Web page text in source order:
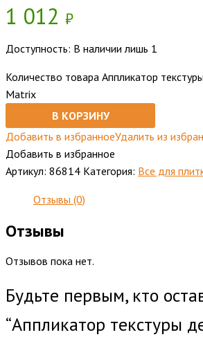
1 012 ₽
Доступность: В наличии лишь 1
Количество товара Аппликатор
Matrix
В КОРЗИНУ
Добавить в избранноеУдалить из
Добавить в избранное
Артикул: 86814 Категория: Все для
Отзывы (0)
Отзывы
Отзывов пока нет.
Будьте первым, кто
“Аппликатор текстуры